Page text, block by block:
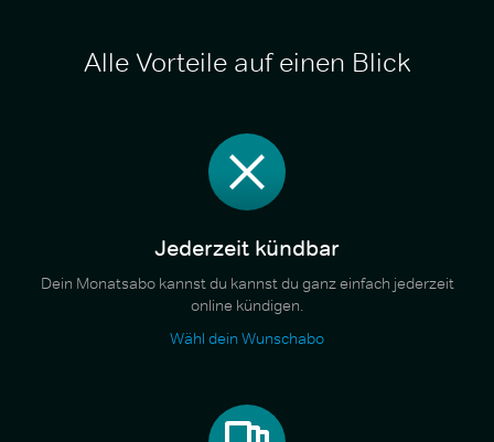
Alle Vorteile auf einen Blick
Jederzeit kündbar
Dein Monatsabo kannst du kannst du ganz einfach jederzeit
online kündigen.
Wähl dein Wunschabo